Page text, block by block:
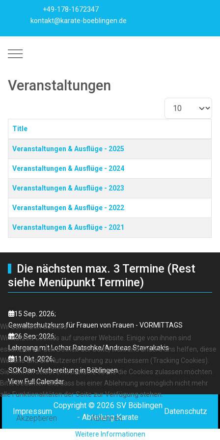
+49-178-1672347
kontakt@karate-boeblingen.de
Mobile Menu Toggle
Veranstaltungen
Beiträge
Title
Veranstaltungen & Ausflüge - 2025
Veranstaltungen & Ausflüge - 2024
Veranstaltungen & Ausflüge - 2023
Veranstaltungen & Ausflüge - 2022
Veranstaltungen & Ausflüge - 2021
Die nächsten max. 3 Termine (Rest
siehe Menüpunkt Termine)
15 Sep. 2026;
Gewaltschutzkurs für Frauen von Frauen - VORMITTAGS
26 Sep. 2026;
Lehrgang mit Lothar Ratschke/Andreas Stavrakakis
11 Okt. 2026;
SOK Dan-Vorbereitung in Böblingen
View Full Calendar
Impressum
Copyright © 2026 SV Böblingen
- Abteilung Karate
Datenschutz
Wir benutzen Cookies
Wir nutzen Cookies auf unserer Website. Einige von ihnen sind
essenziell für den Betrieb der Seite, während andere uns helfen, diese
Website und die Nutzererfahrung zu verbessern (Tracking Cookies).
Sie können selbst entscheiden, ob Sie die Cookies zulassen möchten.
Bitte beachten Sie, dass bei einer Ablehnung womöglich nicht mehr
alle Funktionalitäten der Seite zur Verfügung stehen.
Akzeptieren Ablehnen
Weitere Informationen